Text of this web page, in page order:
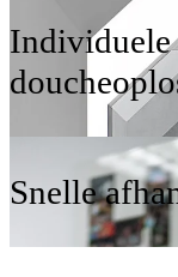
Individuele
Snelle